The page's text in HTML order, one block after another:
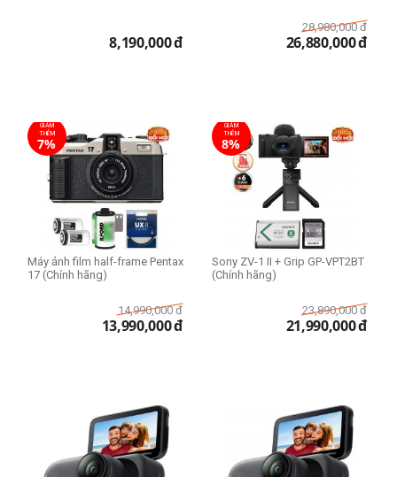
8,190,000đ
28,980,000 đ
26,880,000đ
GIẢM
THÊM
7%
Máy ảnh film half-frame Pentax
17 (Chính hãng)
14,990,000 đ
13,990,000đ
GIẢM
THÊM
8%
Sony ZV-1 II + Grip GP-VPT2BT
(Chính hãng)
23,890,000 đ
21,990,000đ